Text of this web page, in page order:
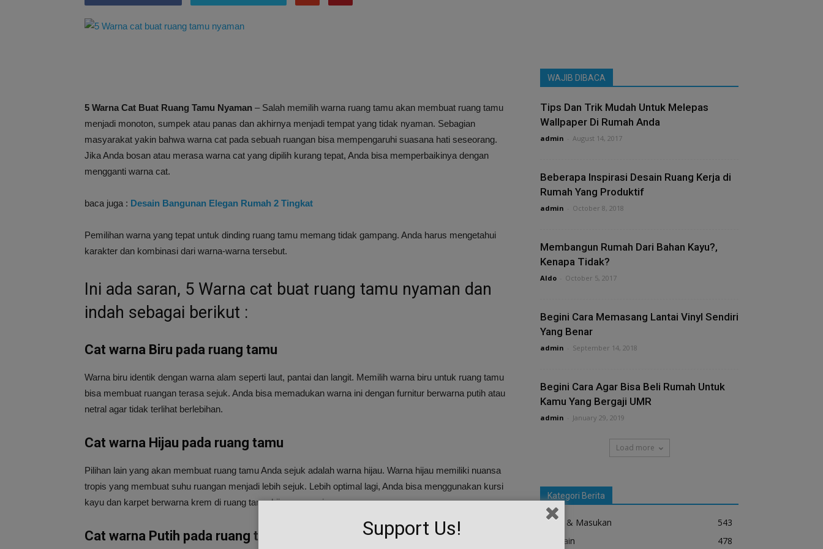
5 Warna Cat Buat Ruang Tamu Nyaman – Salah memilih warna ruang tamu akan membuat ruang tamu
menjadi monoton, sumpek atau panas dan akhirnya menjadi tempat yang tidak nyaman. Sebagian
masyarakat yakin bahwa warna cat pada sebuah ruangan bisa mempengaruhi suasana hati seseorang.
Jika Anda bosan atau merasa warna cat yang dipilih kurang tepat, Anda bisa memperbaikinya dengan
mengganti warna cat.
baca juga : Desain Bangunan Elegan Rumah 2 Tingkat
Pemilihan warna yang tepat untuk dinding ruang tamu memang tidak gampang. Anda harus mengetahui
karakter dan kombinasi dari warna-warna tersebut.
Ini ada saran, 5 Warna cat buat ruang tamu nyaman dan
indah sebagai berikut :
Cat warna Biru pada ruang tamu
Warna biru identik dengan warna alam seperti laut, pantai dan langit. Memilih warna biru untuk ruang tamu
bisa membuat ruangan terasa sejuk. Anda bisa memadukan warna ini dengan furnitur berwarna putih atau
netral agar tidak terlihat berlebihan.
Cat warna Hijau pada ruang tamu
Pilihan lain yang akan membuat ruang tamu Anda sejuk adalah warna hijau. Warna hijau memiliki nuansa
tropis yang membuat suhu ruangan menjadi lebih sejuk. Lebih optimal lagi, Anda bisa menggunakan kursi
kayu dan karpet berwarna krem ​​di ruang tamu hijau nan asri .
Cat warna Putih pada ruang tamu
WAJIB DIBACA
Tips Dan Trik Mudah Untuk Melepas
Wallpaper Di Rumah Anda
admin August 14, 2017
Beberapa Inspirasi Desain Ruang Kerja di
Rumah Yang Produktif
admin October 8, 2018
Membangun Rumah Dari Bahan Kayu?,
Kenapa Tidak?
Aldo October 5, 2017
Begini Cara Memasang Lantai Vinyl Sendiri
Yang Benar
admin September 14, 2018
Begini Cara Agar Bisa Beli Rumah Untuk
Kamu Yang Bergaji UMR
admin January 29, 2019
Load more
Kategori Berita
Tips & Masukan
543
Desain
478
Support Us!